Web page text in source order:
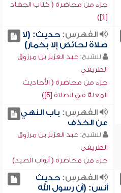
جزء من محاضرة ( كتاب الجهاد
[1])
الفهرس:حديث: (لا
صلاة لحائض إلا بخمار)
للشيخ: عبد العزيز بن مرزوق
الطريفي
جزء من محاضرة ( الأحاديث
المعلة في الصلاة [5])
الفهرس: باب النهي
عن الخذف
للشيخ: عبد العزيز بن مرزوق
الطريفي
جزء من محاضرة ( أبواب الصيد)
الفهرس:حديث
أنس: (أن رسول الله